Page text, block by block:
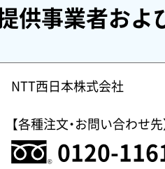
供事業者およ
NTT西日本株式会社
【各種注文・お問い合わせ先
0120-